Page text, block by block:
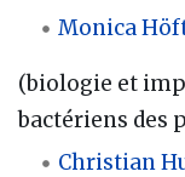
Monica
(biologie et
bactériens des
Christian